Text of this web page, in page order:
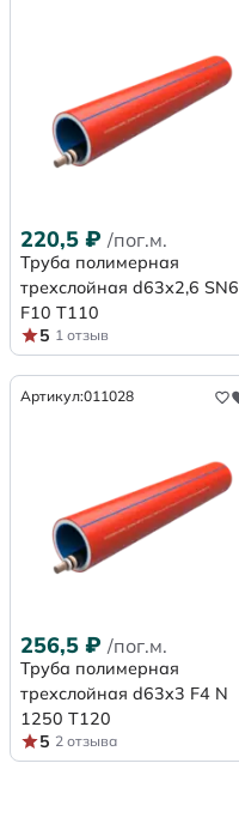
220,5 ₽ /пог.м.
Труба полимерная
трехслойная d63х2,6 SN6
F10 Т110
5 1 отзыв
Артикул:011028
256,5 ₽ /пог.м.
Труба полимерная
трехслойная d63x3 F4 N
1250 Т120
5 2 отзыва